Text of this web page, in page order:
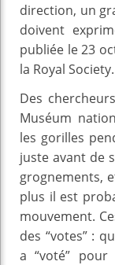
direction, un
doivent
publiée le 23
la Royal Society.
Des
Muséum
les gorilles
juste avant de
grognements,
plus il est
mouvement.
des “votes” :
a “voté”